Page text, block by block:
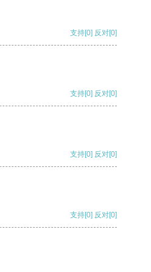
支持[0] 反对[0]
支持[0] 反对[0]
支持[0] 反对[0]
支持[0] 反对[0]